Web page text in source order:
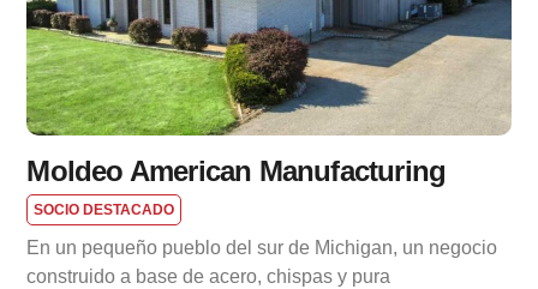
Moldeo American Manufacturing
SOCIO DESTACADO
En un pequeño pueblo del sur de Michigan, un negocio
construido a base de acero, chispas y pura